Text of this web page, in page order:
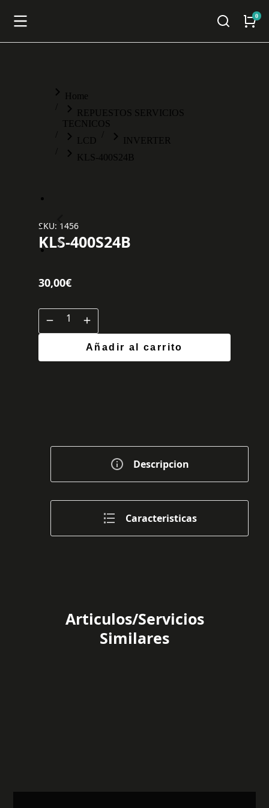
You are here:
Home
REPUESTOS SERVICIOS
TECNICOS
LCD
INVERTER
KLS-400S24B
SKU: 1456
KLS-400S24B
30,00€
Añadir al carrito
Descripcion
Caracteristicas
Articulos/Servicios
Similares